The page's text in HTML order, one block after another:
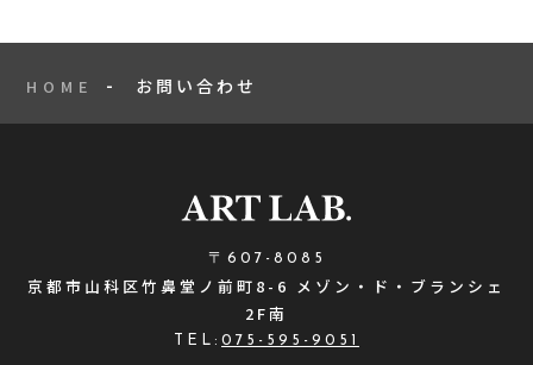
HOME お問い合わせ
〒607-8085
京都市山科区竹鼻堂ノ前町8-6 メゾン・ド・ブランシェ
2F南
TEL: 075-595-9051